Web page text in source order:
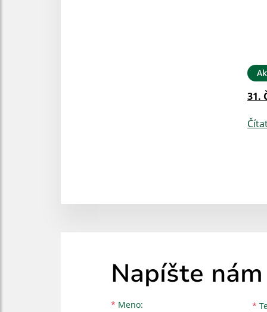
31.
Napíšte nám
* Meno:
Meno
Priezvisko
E-mailová adresa *